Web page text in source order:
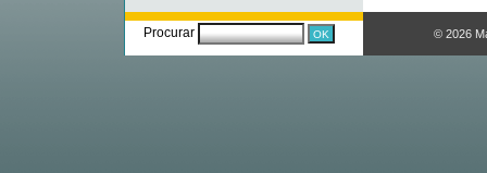
© 2026
Procurar